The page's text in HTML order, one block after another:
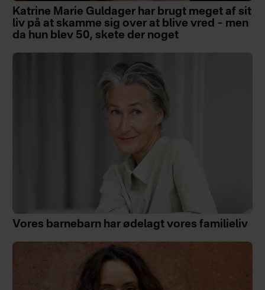
Katrine Marie Guldager har brugt meget af sit
liv på at skamme sig over at blive vred – men
da hun blev 50, skete der noget
Vores barnebarn har ødelagt vores familieliv